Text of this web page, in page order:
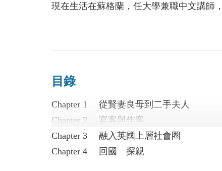
現在生活在蘇格蘭，任大學兼職中文講師
目錄
Chapter 1 從賢妻良母到二手夫人
Chapter 2 宴客與作客
Chapter 3 融入英國上層社會圈
Chapter 4 回國 探親